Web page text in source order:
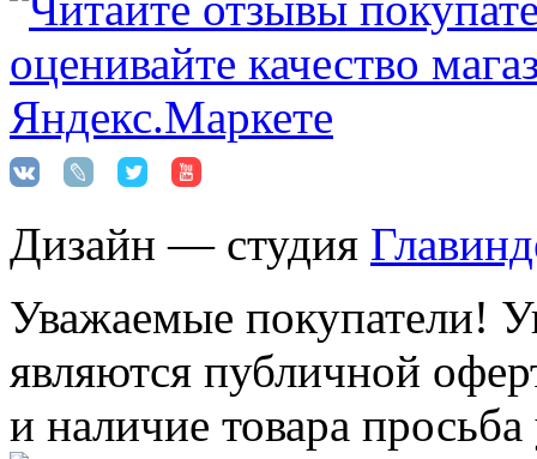
Дизайн — студия
Уважаемые покупатели!
являются публичной
и наличие товара